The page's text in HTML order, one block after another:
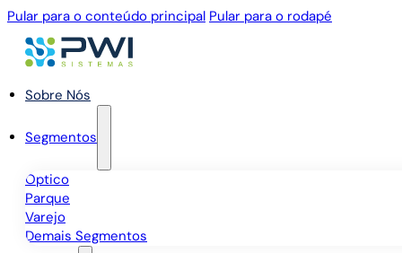
Pular para o conteúdo principal Pular para o rodapé
Sobre Nós
Segmentos
Óptico
Parque
Varejo
Demais Segmentos